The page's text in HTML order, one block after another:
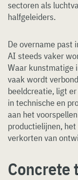
sectoren als
halfgeleiders.
De overname past
AI steeds vaker
Waar kunstmatige
vaak wordt
beeldcreatie, ligt
in technische en
aan het
productielijnen,
verkorten van
Concrete